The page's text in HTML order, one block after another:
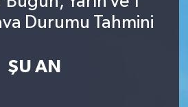
Durumu Tahmini
ŞU AN